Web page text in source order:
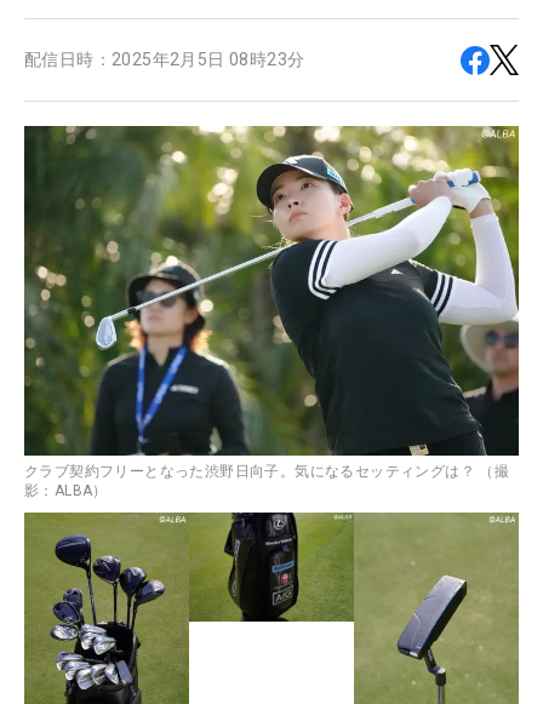
配信日時： 2025年2月5日 08時23分
クラブ契約フリーとなった渋野日向子。気になるセッティングは？ （撮
影：ALBA）